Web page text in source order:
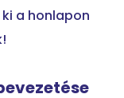
a honlapon